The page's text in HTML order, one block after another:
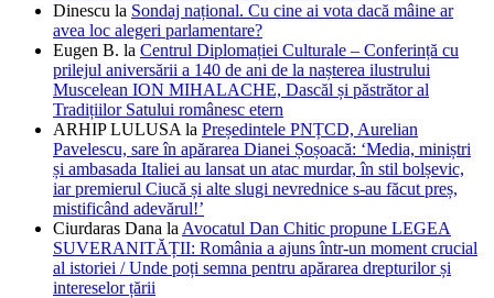
Dinescu la Sondaj național. Cu cine ai vota dacă mâine ar
avea loc alegeri parlamentare?
Eugen B. la Centrul Diplomației Culturale – Conferință cu
prilejul aniversării a 140 de ani de la nașterea ilustrului
Muscelean ION MIHALACHE, Dascăl și păstrător al
Tradițiilor Satului românesc etern
ARHIP LULUSA la Președintele PNȚCD, Aurelian
Pavelescu, sare în apărarea Dianei Șoșoacă: ‘Media, miniștri
și ambasada Italiei au lansat un atac murdar, în stil bolșevic,
iar premierul Ciucă și alte slugi nevrednice s-au făcut preș,
mistificând adevărul!’
Ciurdaras Dana la Avocatul Dan Chitic propune LEGEA
SUVERANITĂȚII: România a ajuns într-un moment crucial
al istoriei / Unde poți semna pentru apărarea drepturilor și
intereselor țării